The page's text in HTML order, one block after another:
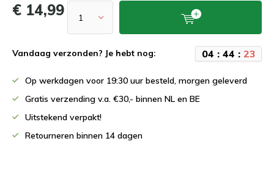
€ 14,99
Vandaag verzonden? Je hebt nog: 04 : 44 : 23
Op werkdagen voor 19:30 uur besteld, morgen geleverd
Gratis verzending v.a. €30,- binnen NL en BE
Uitstekend verpakt!
Retourneren binnen 14 dagen